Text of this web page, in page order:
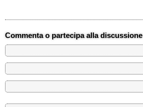
Commenta o partecipa alla discussione